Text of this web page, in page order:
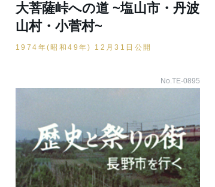
大菩薩峠への道 ~塩山市・丹波
山村・小菅村~
1974年(昭和49年) 12月31日公開
No.TE-0895